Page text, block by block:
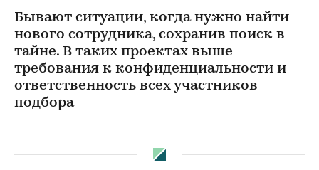
Бывают ситуации, когда нужно найти
нового сотрудника, сохранив поиск в
тайне. В таких проектах выше
требования к конфиденциальности и
ответственность всех участников
подбора